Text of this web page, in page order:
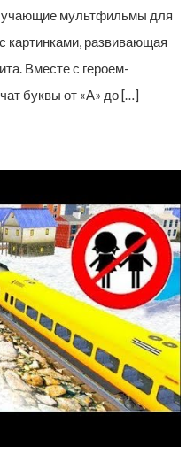
мультфильмы для
картинками, развивающая
Вместе с героем-
буквы от «А» до […]